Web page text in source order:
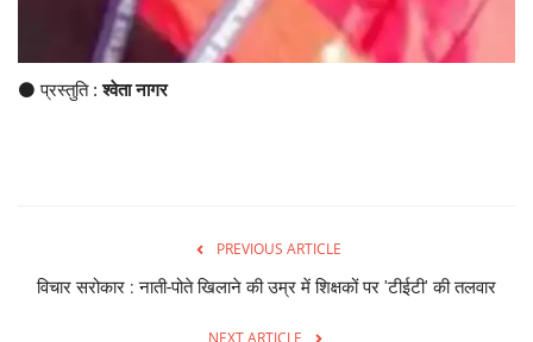
⚫ प्रस्तुति :श्वेता नागर
PREVIOUS ARTICLE
विचार सरोकार : नाती-पोते खिलाने की उम्र में शिक्षकों पर 'टीईटी' की तलवार
NEXT ARTICLE